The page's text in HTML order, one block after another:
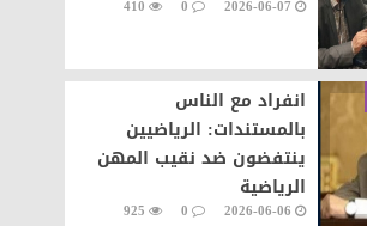
2026-06-07
0
410
انفراد مع الناس
بالمستندات: الرياضيين
ينتفضون ضد نقيب المهن
الرياضية
2026-06-06
0
925